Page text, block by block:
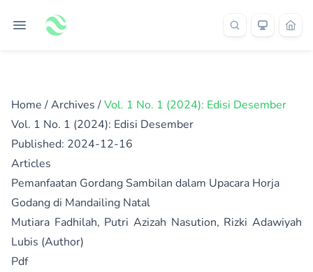
Home /Archives /Vol. 1 No. 1 (2024): Edisi Desember
Vol. 1 No. 1 (2024): Edisi Desember
Published: 2024-12-16
Articles
Pemanfaatan Gordang Sambilan dalam Upacara Horja
Godang di Mandailing Natal
Mutiara Fadhilah, Putri Azizah Nasution, Rizki Adawiyah
Lubis (Author)
Pdf